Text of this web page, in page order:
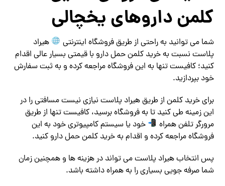
کلمن داروهای یخچالی
شما می توانید به راحتی از طریق فروشگاه اینترنتی
هیراد
پلاست نسبت به خرید کلمن حمل دارو با قیمتی بسیار عالی اقدام
کنید؛ کافیست تنها به این فروشگاه مراجعه کرده و به ثبت سفارش
خود بپردازید.
برای خرید کلمن از طریق هیراد پلاست نیازی نیست مسافتی را در
این زمینه طی کنید تا به فروشگاه برسید، کافیست تنها از طریق
مرورگر تلفن همراه
خود یا سیستم کامپیوتری خود به این
فروشگاه مراجعه کرده و اقدام به خرید کلمن حمل دارو کنید.
پس انتخاب هیراد پلاست می تواند در هزینه ها و همچنین زمان
شما صرفه جویی بسیاری را به همراه داشته باشد.